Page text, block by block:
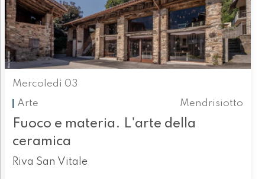
Mercoledì 03
Arte
Mendrisiotto
Fuoco e materia. L'arte della
ceramica
Riva San Vitale